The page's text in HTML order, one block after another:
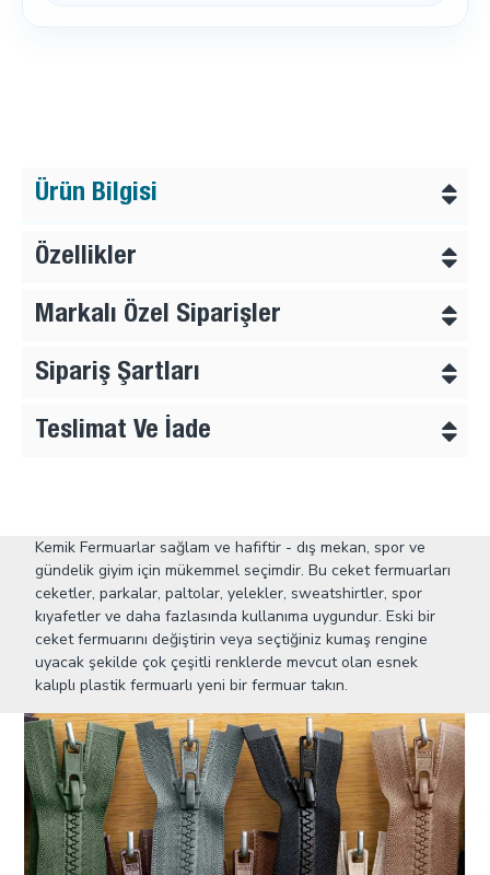
Ürün Bilgisi
Özellikler
Markalı Özel Siparişler
Sipariş Şartları
Teslimat Ve İade
Kemik Fermuarlar sağlam ve hafiftir - dış mekan, spor ve
gündelik giyim için mükemmel seçimdir. Bu ceket fermuarları
ceketler, parkalar, paltolar, yelekler, sweatshirtler, spor
kıyafetler ve daha fazlasında kullanıma uygundur. Eski bir
ceket fermuarını değiştirin veya seçtiğiniz kumaş rengine
uyacak şekilde çok çeşitli renklerde mevcut olan esnek
kalıplı plastik fermuarlı yeni bir fermuar takın.